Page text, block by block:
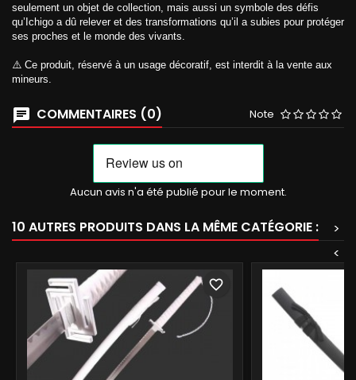
seulement un objet de collection, mais aussi un symbole des défis
qu’Ichigo a dû relever et des transformations qu’il a subies pour protéger
ses proches et le monde des vivants.
⚠️ Ce produit, réservé à un usage décoratif, est interdit à la vente aux
mineurs.
COMMENTAIRES (0) Note
Aucun avis n'a été publié pour le moment.
10 AUTRES PRODUITS DANS LA MÊME CATÉGORIE :
>
<
favorite_border